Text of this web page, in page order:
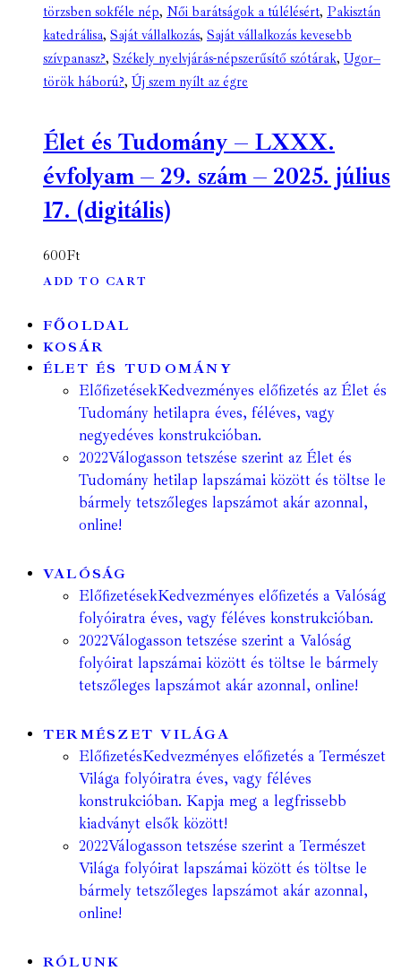
törzsben sokféle nép, Női barátságok a túlélésért, Pakisztán
katedrálisa, Saját vállalkozás, Saját vállalkozás kevesebb
szívpanasz?, Székely nyelvjárás-népszerűsítő szótárak, Ugor–
török háború?, Új szem nyílt az égre
Élet és Tudomány – LXXX.
évfolyam – 29. szám – 2025. július
17. (digitális)
600Ft
ADD TO CART
FŐOLDAL
KOSÁR
ÉLET ÉS TUDOMÁNY
ElőfizetésekKedvezményes előfizetés az Élet és
Tudomány hetilapra éves, féléves, vagy
negyedéves konstrukcióban.
2022Válogasson tetszése szerint az Élet és
Tudomány hetilap lapszámai között és töltse le
bármely tetszőleges lapszámot akár azonnal,
online!
VALÓSÁG
ElőfizetésekKedvezményes előfizetés a Valóság
folyóiratra éves, vagy féléves konstrukcióban.
2022Válogasson tetszése szerint a Valóság
folyóirat lapszámai között és töltse le bármely
tetszőleges lapszámot akár azonnal, online!
TERMÉSZET VILÁGA
ElőfizetésKedvezményes előfizetés a Természet
Világa folyóiratra éves, vagy féléves
konstrukcióban. Kapja meg a legfrissebb
kiadványt elsők között!
2022Válogasson tetszése szerint a Természet
Világa folyóirat lapszámai között és töltse le
bármely tetszőleges lapszámot akár azonnal,
online!
RÓLUNK